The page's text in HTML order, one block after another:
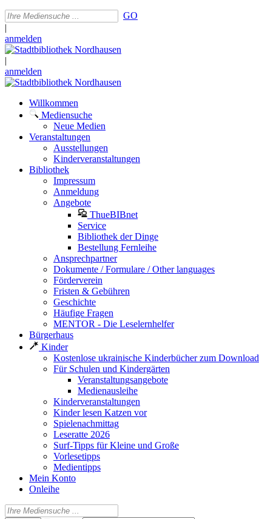
GO
|
anmelden
|
anmelden
Willkommen
Mediensuche
Neue Medien
Veranstaltungen
Ausstellungen
Kinderveranstaltungen
Bibliothek
Impressum
Anmeldung
Angebote
ThueBIBnet
Service
Bibliothek der Dinge
Bestellung Fernleihe
Ansprechpartner
Dokumente / Formulare / Other languages
Förderverein
Fristen & Gebühren
Geschichte
Häufige Fragen
MENTOR - Die Leselernhelfer
Bürgerhaus
Kinder
Kostenlose ukrainische Kinderbücher zum Download
Für Schulen und Kindergärten
Veranstaltungsangebote
Medienausleihe
Kinderveranstaltungen
Kinder lesen Katzen vor
Spielenachmittag
Leseratte 2026
Surf-Tipps für Kleine und Große
Vorlesetipps
Medientipps
Mein Konto
Onleihe